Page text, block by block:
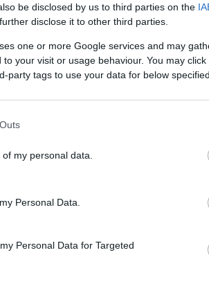
be disclosed by us to third parties on the
disclose it to other third parties.
one or more Google services and may
your visit or usage behaviour. You may
party tags to use your data for below
my personal data.
Personal Data.
Personal Data for Targeted
TAKÁCS MÁTÉ
2019. január 03. 18:59:00
ezúttal szinkron erősíti, az első
TAKÁCS MÁTÉ
dvd (
fun(